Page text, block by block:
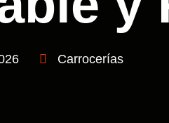
Carrocerías